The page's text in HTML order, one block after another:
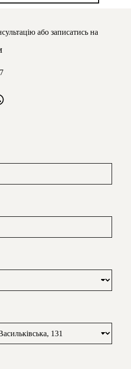
або записатись на